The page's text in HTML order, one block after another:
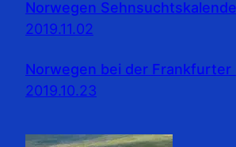
Norwegen
2019.11.02
Norwegen bei der Frankfurter
2019.10.23